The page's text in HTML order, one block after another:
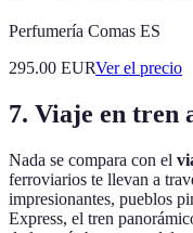
Perfumería Comas ES
295.00 EURVer el precio
7. Viaje en tren
Nada se compara con el
ferroviarios te llevan a
impresionantes, pueblos
Express, el tren